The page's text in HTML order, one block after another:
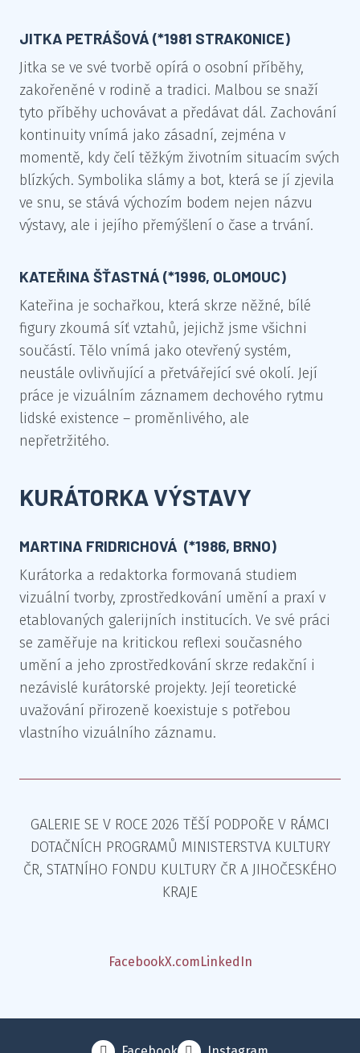
JITKA PETRÁŠOVÁ (*1981 STRAKONICE)
Jitka se ve své tvorbě opírá o osobní příběhy,
zakořeněné v rodině a tradici. Malbou se snaží
tyto příběhy uchovávat a předávat dál. Zachování
kontinuity vnímá jako zásadní, zejména v
momentě, kdy čelí těžkým životním situacím svých
blízkých. Symbolika slámy a bot, která se jí zjevila
ve snu, se stává výchozím bodem nejen názvu
výstavy, ale i jejího přemýšlení o čase a trvání.
KATEŘINA ŠŤASTNÁ (*1996, OLOMOUC)
Kateřina je sochařkou, která skrze něžné, bílé
figury zkoumá síť vztahů, jejichž jsme všichni
součástí. Tělo vnímá jako otevřený systém,
neustále ovlivňující a přetvářející své okolí. Její
práce je vizuálním záznamem dechového rytmu
lidské existence – proměnlivého, ale
nepřetržitého.
KURÁTORKA VÝSTAVY
MARTINA FRIDRICHOVÁ (*1986, BRNO)
Kurátorka a redaktorka formovaná studiem
vizuální tvorby, zprostředkování umění a praxí v
etablovaných galerijních institucích. Ve své práci
se zaměřuje na kritickou reflexi současného
umění a jeho zprostředkování skrze redakční i
nezávislé kurátorské projekty. Její teoretické
uvažování přirozeně koexistuje s potřebou
vlastního vizuálního záznamu.
GALERIE SE V ROCE 2026 TĚŠÍ PODPOŘE V RÁMCI
DOTAČNÍCH PROGRAMŮ MINISTERSTVA KULTURY
ČR, STATNÍHO FONDU KULTURY ČR A JIHOČESKÉHO
KRAJE
FacebookX.comLinkedIn